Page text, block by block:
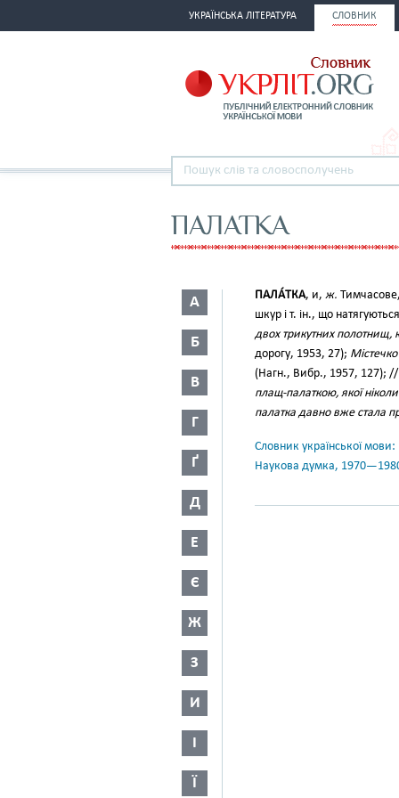
УКРАЇНСЬКА ЛІТЕРАТУРА СЛОВНИК
ПАЛАТКА
А
Б
В
Г
Ґ
Д
Е
Є
Ж
З
И
І
Ї
ПАЛА́ТКА, и, ж.
шкур і т. ін., що
двох трикутних полотнищ,
дорогу, 1953, 27);
(Нагн., Вибр., 1957, 127); //
плащ-палаткою, якої
палатка давно вже стала
Словник української
Наукова думка,